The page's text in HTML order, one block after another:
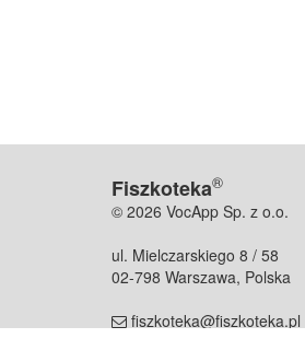
Fiszkoteka®
© 2026 VocApp Sp. z o.o.
ul. Mielczarskiego 8 / 58
02-798 Warszawa, Polska
fiszkoteka@fiszkoteka.pl